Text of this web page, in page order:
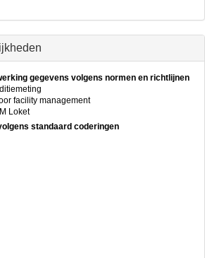
gegevens volgens normen en richtlijnen
facility management
Loket
standaard coderingen